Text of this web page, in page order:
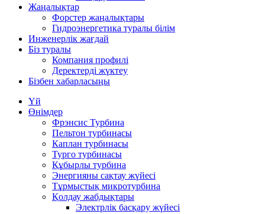
Жаңалықтар
Форстер жаңалықтары
Гидроэнергетика туралы білім
Инженерлік жағдай
Біз туралы
Компания профилі
Деректерді жүктеу
Бізбен хабарласыңы
Үй
Өнімдер
Фрэнсис Турбина
Пельтон турбинасы
Каплан турбинасы
Турго турбинасы
Құбырлы турбина
Энергияны сақтау жүйесі
Тұрмыстық микротурбина
Қолдау жабдықтары
Электрлік басқару жүйесі